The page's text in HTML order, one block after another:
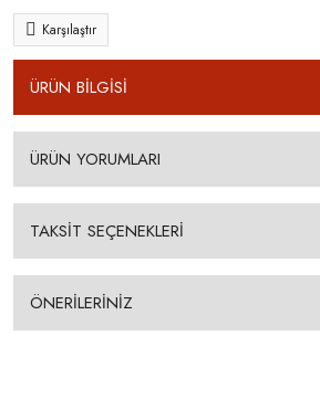
Karşılaştır
ÜRÜN BİLGİSİ
ÜRÜN YORUMLARI
TAKSİT SEÇENEKLERİ
ÖNERİLERİNİZ